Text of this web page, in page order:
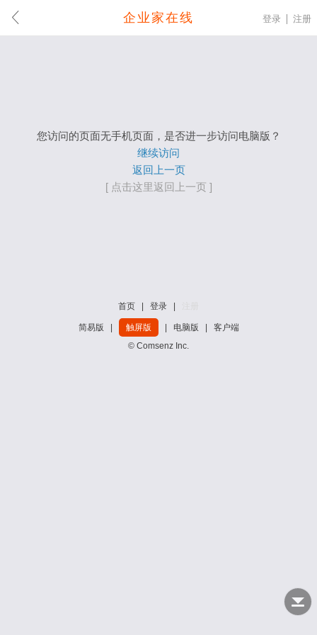
企业家在线 登录 注册
您访问的页面无手机页面，是否进一步访问电脑版？
继续访问
返回上一页
[ 点击这里返回上一页 ]
首页 登录
简易版 触屏版 电脑版
客户端
© Comsenz Inc.